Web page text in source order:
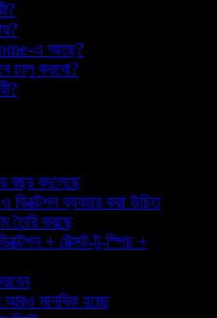
এ আছে?
চালু করবো?
বছর বদলেছে
ডিক্টেশন ব্যবহার করা উচিত
তৈরি করছে
+ টেক্সট-টু-স্পিচ +
মানবিক হচ্ছে